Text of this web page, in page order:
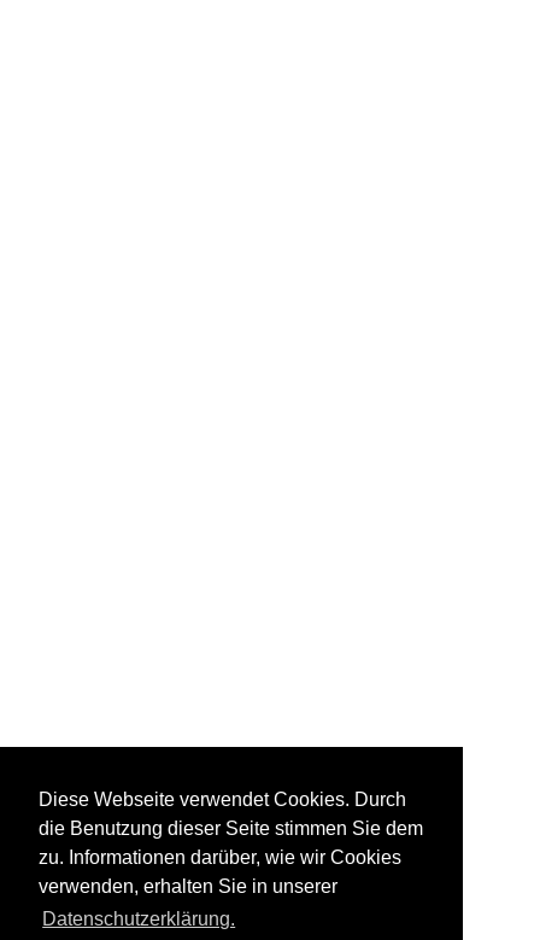
Diese Webseite verwendet Cookies. Durch
die Benutzung dieser Seite stimmen Sie dem
zu. Informationen darüber, wie wir Cookies
verwenden, erhalten Sie in unserer
Datenschutzerklärung.